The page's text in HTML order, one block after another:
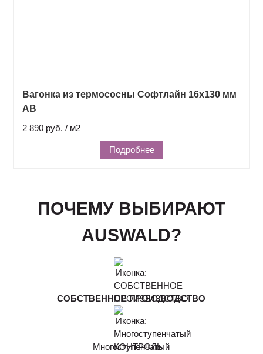
Вагонка из термососны Софтлайн 16х130 мм
АВ
2 890 руб. / м2
Подробнее
ПОЧЕМУ ВЫБИРАЮТ
AUSWALD?
СОБСТВЕННОЕ ПРОИЗВОДСТВО
Многоступенчатый